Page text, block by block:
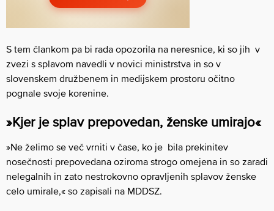
S tem člankom pa bi rada opozorila na neresnice, ki so jih v
zvezi s splavom navedli v novici ministrstva in so v
slovenskem družbenem in medijskem prostoru očitno
pognale svoje korenine.
»Kjer je splav prepovedan, ženske umirajo«
»Ne želimo se več vrniti v čase, ko je bila prekinitev
nosečnosti prepovedana oziroma strogo omejena in so zaradi
nelegalnih in zato nestrokovno opravljenih splavov ženske
celo umirale,« so zapisali na MDDSZ.